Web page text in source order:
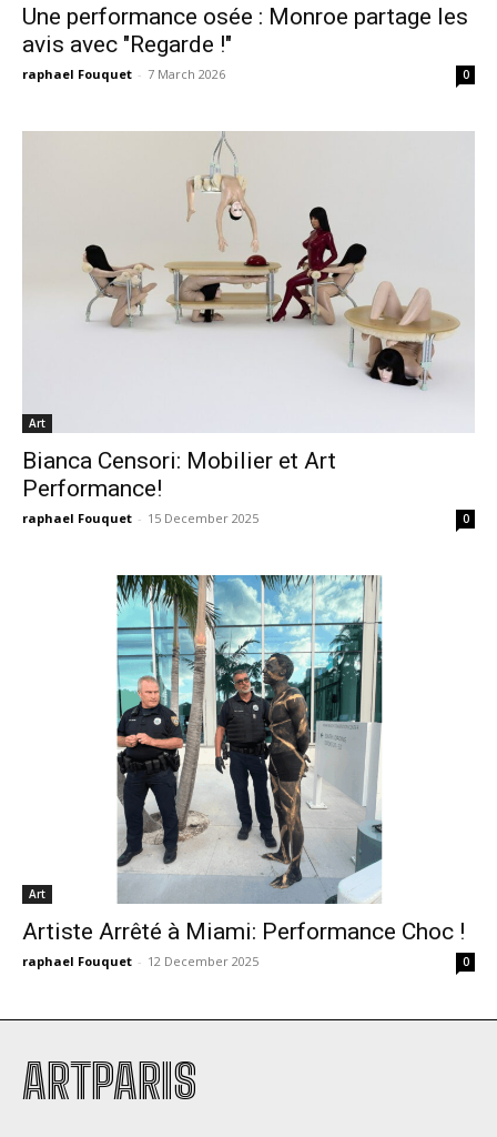
Une performance osée : Monroe partage les
avis avec "Regarde !"
raphael Fouquet - 7 March 2026 0
Art
Bianca Censori: Mobilier et Art
Performance!
raphael Fouquet - 15 December 2025 0
Art
Artiste Arrêté à Miami: Performance Choc !
raphael Fouquet - 12 December 2025 0
ARTPARIS